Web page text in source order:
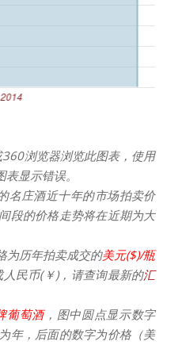
浏览器浏览此图表，使用
显示错误。
名庄酒近十年的市场拍卖价
段的价格走势将在近期为大
为历年拍卖成交的美元($)/瓶
民币(￥)，请查询最新的汇
葡萄酒，图中圆点显示数字
年，后面的数字为价格（美